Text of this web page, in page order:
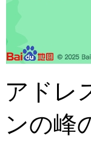
アドレ
ンの峰